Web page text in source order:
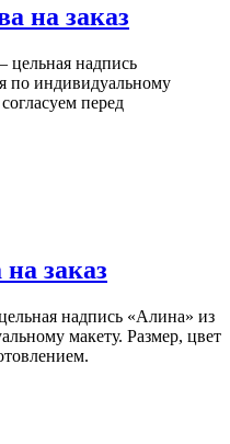
на заказ
цельная надпись
по индивидуальному
перед
заказ
надпись «Алина» из
макету. Размер, цвет